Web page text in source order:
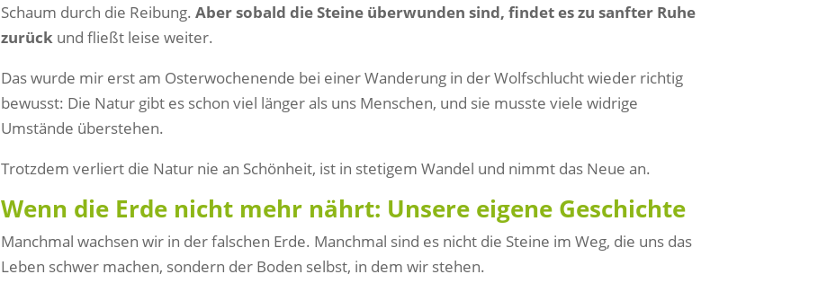
Schaum durch die Reibung.Aber sobald die Steine überwunden sind, findet es zu sanfter Ruhe
zurück und fließt leise weiter.
Das wurde mir erst am Osterwochenende bei einer Wanderung in der Wolfschlucht wieder richtig
bewusst: Die Natur gibt es schon viel länger als uns Menschen, und sie musste viele widrige
Umstände überstehen.
Trotzdem verliert die Natur nie an Schönheit, ist in stetigem Wandel und nimmt das Neue an.
Wenn die Erde nicht mehr nährt: Unsere eigene Geschichte
Manchmal wachsen wir in der falschen Erde. Manchmal sind es nicht die Steine im Weg, die uns das
Leben schwer machen, sondern der Boden selbst, in dem wir stehen.